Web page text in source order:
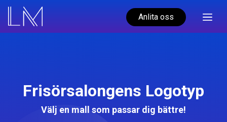
Anlita oss
Frisörsalongens Logotyp
Välj en mall som passar dig bättre!